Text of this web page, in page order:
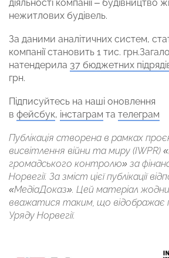
діяльності компанії – будівництво
нежитлових будівель.
За даними аналітичних систем,
компанії становить 1 тис.
натендерила 37 бюджетних
грн.
Підписуйтесь на наші оновлення
в фейсбук, інстаграм та телеграм
Публікація створена в рамках
висвітлення війни та миру (IWPR)
громадського контролю» за
Норвегії. За зміст цієї публікації
«МедіаДоказ». Цей матеріал
вважатися таким, що відображає
Уряду Норвегії.